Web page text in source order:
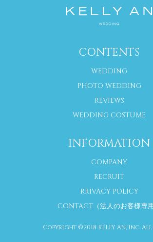
CONTENTS
WEDDING
PHOTO WEDDING
REVIEWS
WEDDING COSTUME
INFORMATION
COMPANY
RECRUIT
RRIVACY POLICY
CONTACT（法人のお客様専用
Copyright ©2018 KELLY AN, Inc.